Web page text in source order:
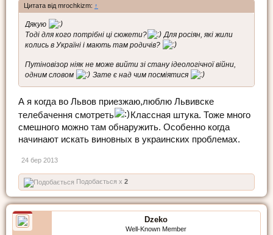
Цитата від mrochkizm: ↑
Дякую
Тоді для кого потрібні ці сюжети?
Для росіян, які жили
колись в Україні і мають там родичів?
Путіновізор ніяк не може вийти зі стану ідеологічної війни,
одним словом
Зате є над чим посміятися
А я когда во Львов приезжаю,люблю Львивске
телебачення смотреть
Классная штука. Тоже много
смешного можно там обнаружить. Особенно когда
начинают искать виновных в украинских проблемах.
24 бер 2013
Подобається x 2
Dzeko
Well-Known Member